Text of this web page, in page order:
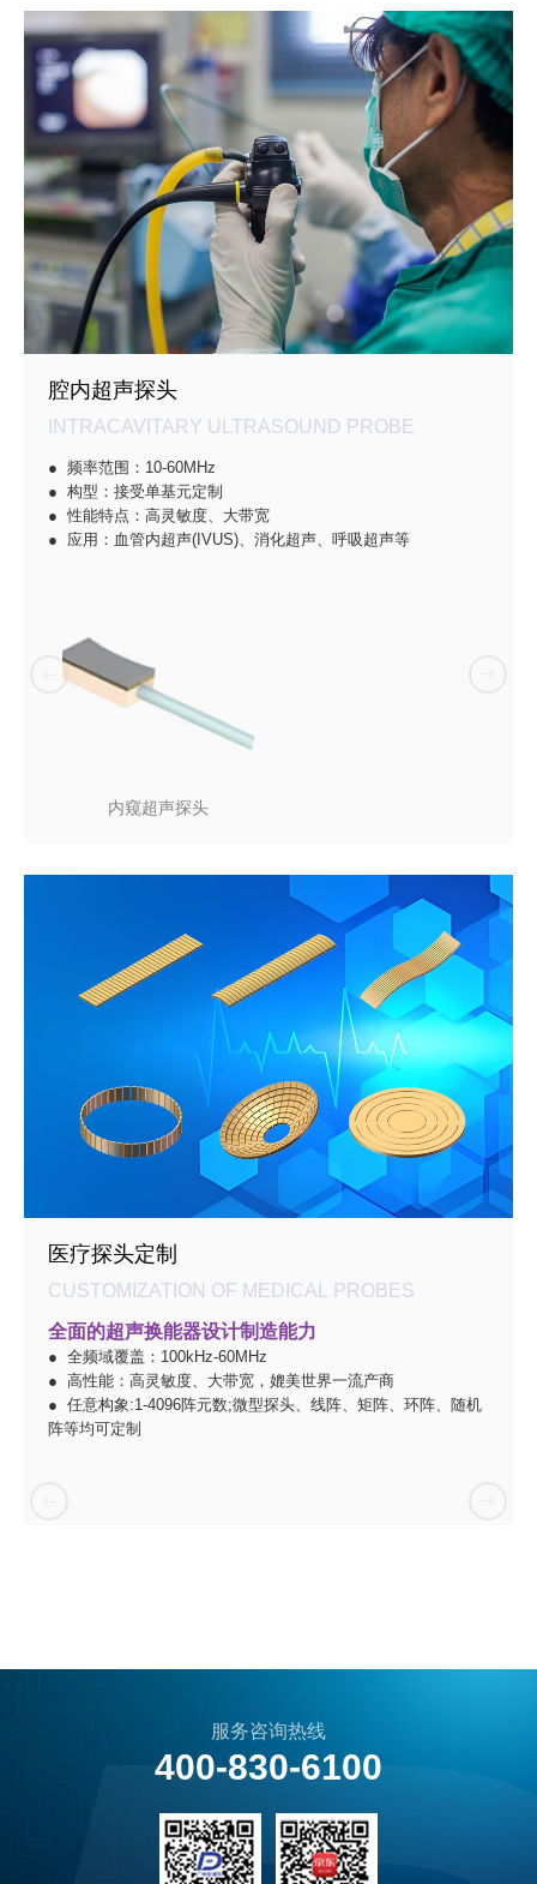
腔内超声探头
INTRACAVITARY ULTRASOUND PROBE
● 频率范围：10-60MHz
● 构型：接受单基元定制
● 性能特点：高灵敏度、大带宽
● 应用：血管内超声(IVUS)、消化超声、呼吸超声等
内窥超声探头
医疗探头定制
CUSTOMIZATION OF MEDICAL PROBES
全面的超声换能器设计制造能力
● 全频域覆盖：100kHz-60MHz
● 高性能：高灵敏度、大带宽，媲美世界一流产商
● 任意构象:1-4096阵元数;微型探头、线阵、矩阵、环阵、随机
阵等均可定制
服务咨询热线
400-830-6100